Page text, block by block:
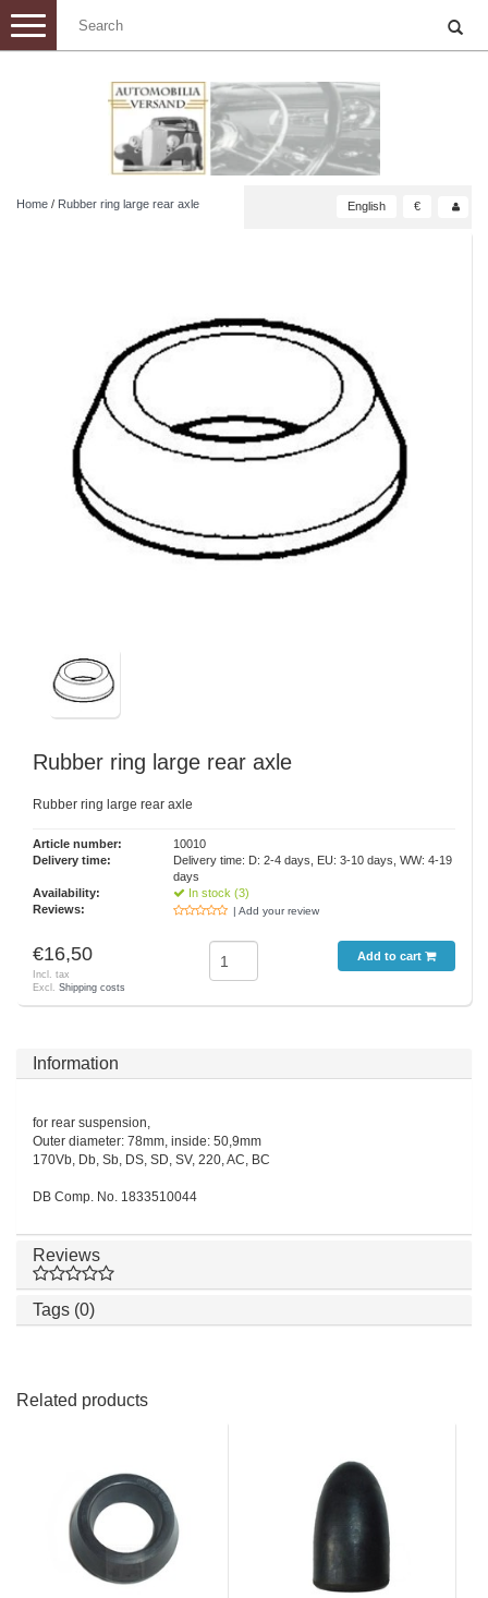
Toggle
navigation
Home / Rubber ring large rear axle English €
Rubber ring large rear axle
Rubber ring large rear axle
Article number:
10010
Delivery time:
Delivery time: D: 2-4 days, EU: 3-10 days, WW: 4-19
days
Availability:
In stock (3)
Reviews:
| Add your review
€16,50
Incl. tax
Excl. Shipping costs
Add to cart
Information
for rear suspension,
Outer diameter: 78mm, inside: 50,9mm
170Vb, Db, Sb, DS, SD, SV, 220, AC, BC
DB Comp. No. 1833510044
Reviews
Tags (0)
Related products